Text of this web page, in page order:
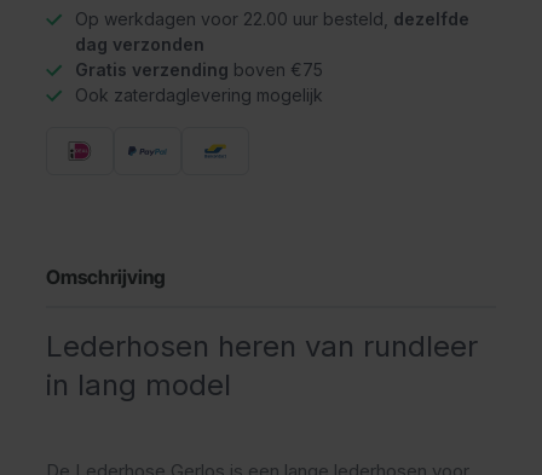
Op werkdagen voor 22.00 uur besteld, dezelfde
dag verzonden
Gratis verzending boven €75
Ook zaterdaglevering mogelijk
Omschrijving
Lederhosen heren van rundleer
in lang model
De Lederhose Gerlos is een lange lederhosen voor